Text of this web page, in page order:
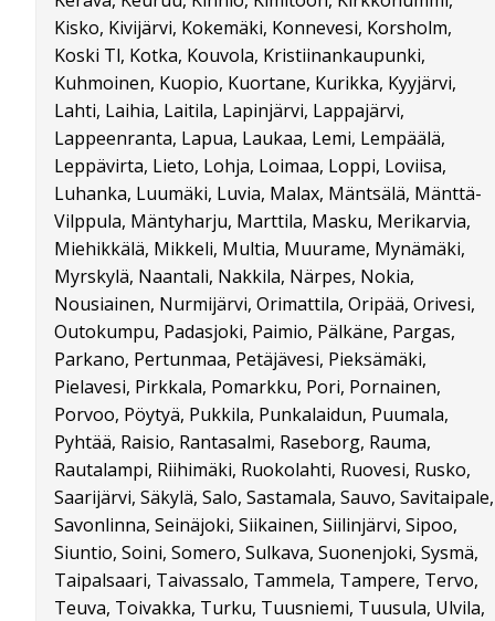
Kisko, Kivijärvi, Kokemäki, Konnevesi, Korsholm,
Koski Tl, Kotka, Kouvola, Kristiinankaupunki,
Kuhmoinen, Kuopio, Kuortane, Kurikka, Kyyjärvi,
Lahti, Laihia, Laitila, Lapinjärvi, Lappajärvi,
Lappeenranta, Lapua, Laukaa, Lemi, Lempäälä,
Leppävirta, Lieto, Lohja, Loimaa, Loppi, Loviisa,
Luhanka, Luumäki, Luvia, Malax, Mäntsälä, Mänttä-
Vilppula, Mäntyharju, Marttila, Masku, Merikarvia,
Miehikkälä, Mikkeli, Multia, Muurame, Mynämäki,
Myrskylä, Naantali, Nakkila, Närpes, Nokia,
Nousiainen, Nurmijärvi, Orimattila, Oripää, Orivesi,
Outokumpu, Padasjoki, Paimio, Pälkäne, Pargas,
Parkano, Pertunmaa, Petäjävesi, Pieksämäki,
Pielavesi, Pirkkala, Pomarkku, Pori, Pornainen,
Porvoo, Pöytyä, Pukkila, Punkalaidun, Puumala,
Pyhtää, Raisio, Rantasalmi, Raseborg, Rauma,
Rautalampi, Riihimäki, Ruokolahti, Ruovesi, Rusko,
Saarijärvi, Säkylä, Salo, Sastamala, Sauvo, Savitaipale,
Savonlinna, Seinäjoki, Siikainen, Siilinjärvi, Sipoo,
Siuntio, Soini, Somero, Sulkava, Suonenjoki, Sysmä,
Taipalsaari, Taivassalo, Tammela, Tampere, Tervo,
Teuva, Toivakka, Turku, Tuusniemi, Tuusula, Ulvila,